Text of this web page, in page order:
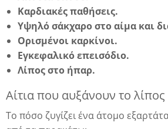
Καρδιακές παθήσεις.
Υψηλό σάκχαρο στο αίμα και
Ορισμένοι καρκίνοι.
Εγκεφαλικό επεισόδιο.
Λίπος στο ήπαρ.
Αίτια που αυξάνουν το λίπος
Το πόσο ζυγίζει ένα άτομο